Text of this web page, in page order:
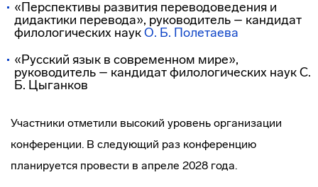
«Перспективы развития переводоведения и
дидактики перевода», руководитель – кандидат
филологических наукО. Б. Полетаева
«Русский язык в современном мире»,
руководитель – кандидат филологических наук С.
Б. Цыганков
Участники отметили высокий уровень организации
конференции. В следующий раз конференцию
планируется провести в апреле 2028 года.